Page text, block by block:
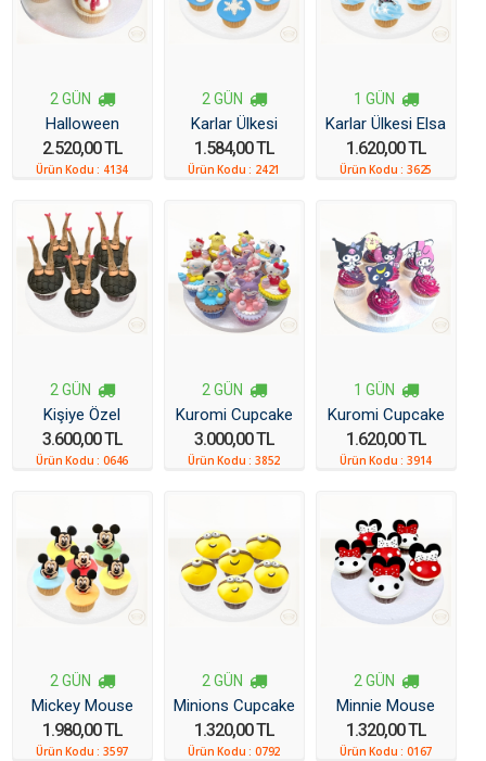
2 GÜN
Halloween
Cupcake
2.520,00 TL
Ürün Kodu : 4134
2 GÜN
Karlar Ülkesi
Cupcake
1.584,00 TL
Ürün Kodu : 2421
1 GÜN
Karlar Ülkesi Elsa
Cupcake
1.620,00 TL
Ürün Kodu :3625
2 GÜN
Kişiye Özel
Cupcake
3.600,00 TL
Ürün Kodu :0646
2 GÜN
Kuromi Cupcake
3.000,00 TL
Ürün Kodu :3852
1 GÜN
Kuromi Cupcake
1.620,00 TL
Ürün Kodu :3914
2 GÜN
Mickey Mouse
Cupcake
1.980,00 TL
Ürün Kodu :3597
2 GÜN
Minions Cupcake
1.320,00 TL
Ürün Kodu :0792
2 GÜN
Minnie Mouse
Cupcake
1.320,00 TL
Ürün Kodu :0167